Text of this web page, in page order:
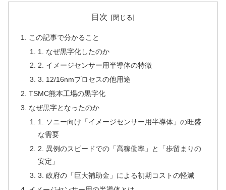
目次
この記事で分かること
1. なぜ黒字化したのか
2. イメージセンサー用半導体の特徴
3. 12/16nmプロセスの他用途
TSMC熊本工場の黒字化
なぜ黒字となったのか
1. ソニー向け「イメージセンサー用半導体」の旺盛
な需要
2. 異例のスピードでの「高稼働率」と「歩留まりの
安定」
3. 政府の「巨大補助金」による初期コストの軽減